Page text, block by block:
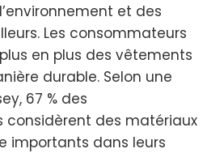
et des
Les consommateurs
en plus des vêtements
durable. Selon une
67 % des
considèrent des matériaux
importants dans leurs